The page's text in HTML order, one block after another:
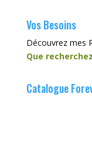
Vos Besoins
Découvrez mes
Que
Catalogue